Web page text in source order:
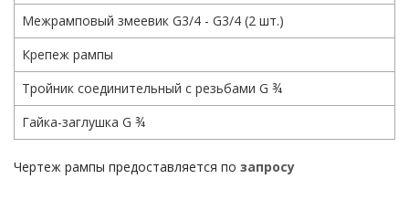
Межрамповый змеевик G3/4 - G3/4 (2 шт.)
Крепеж рампы
Тройник соединительный с резьбами G ¾
Гайка-заглушка G ¾
Чертеж рампы предоставляется по запросу